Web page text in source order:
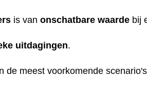
is vanonschatbare waarde bij
uitdagingen.
de meest voorkomende